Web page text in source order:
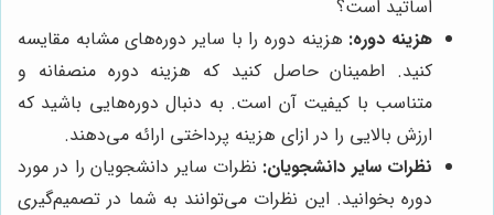
اساتید است؟
هزینه دوره: هزینه دوره را با سایر دوره‌های مشابه مقایسه
کنید. اطمینان حاصل کنید که هزینه دوره منصفانه و
متناسب با کیفیت آن است. به دنبال دوره‌هایی باشید که
ارزش بالایی را در ازای هزینه پرداختی ارائه می‌دهند.
نظرات سایر دانشجویان: نظرات سایر دانشجویان را در مورد
دوره بخوانید. این نظرات می‌توانند به شما در تصمیم‌گیری